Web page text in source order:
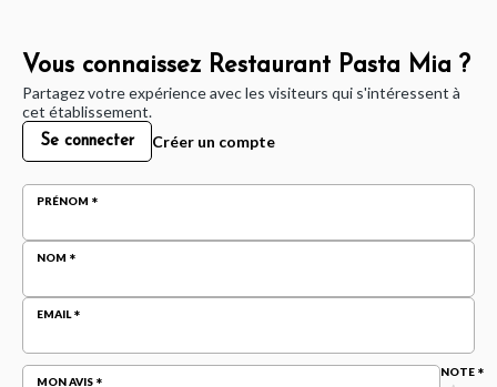
Vous connaissez Restaurant Pasta Mia ?
Partagez votre expérience avec les visiteurs qui s'intéressent à
cet établissement.
Se connecter Créer un compte
PRÉNOM
NOM
EMAIL
MON AVIS
NOTE